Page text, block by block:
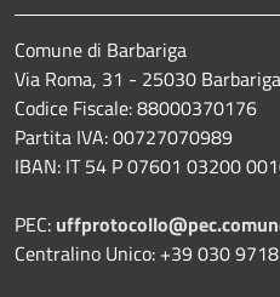
Comune di Barbariga
Via Roma, 31 - 25030
Codice Fiscale: 88000370176
Partita IVA: 00727070989
IBAN: IT 54 P 07601 03200
PEC:
Centralino Unico: +39 030